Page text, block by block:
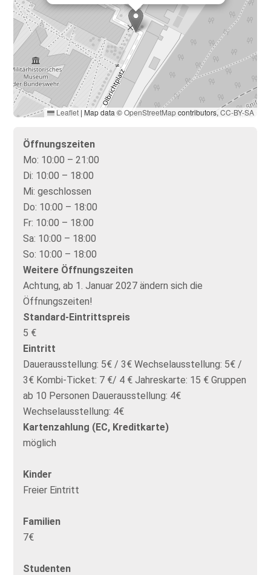
Leaflet | Map data ©OpenStreetMapcontributors,CC-BY-SA
Öffnungszeiten
Mo: 10:00 – 21:00
Di: 10:00 – 18:00
Mi: geschlossen
Do: 10:00 – 18:00
Fr: 10:00 – 18:00
Sa: 10:00 – 18:00
So: 10:00 – 18:00
Weitere Öffnungszeiten
Achtung, ab 1. Januar 2027 ändern sich die
Öffnungszeiten!
Standard-Eintrittspreis
5 €
Eintritt
Dauerausstellung: 5€ / 3€ Wechselausstellung: 5€ /
3€ Kombi-Ticket: 7 €/ 4 € Jahreskarte: 15 € Gruppen
ab 10 Personen Dauerausstellung: 4€
Wechselausstellung: 4€
Kartenzahlung (EC, Kreditkarte)
möglich
Kinder
Freier Eintritt
Familien
7€
Studenten